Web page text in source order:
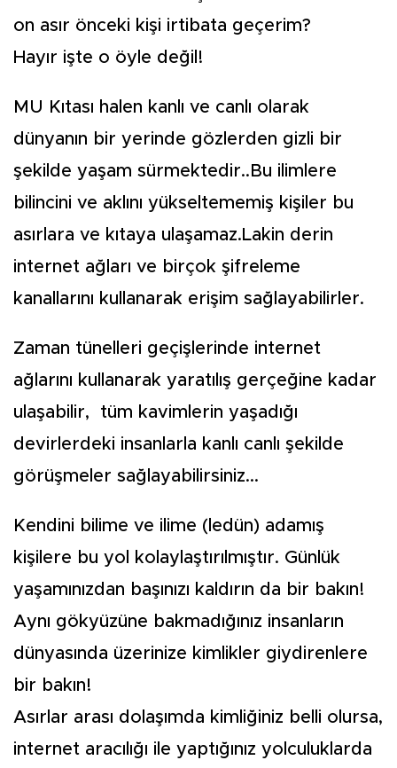
on asır önceki kişi irtibata geçerim?
Hayır işte o öyle değil!
MU Kıtası halen kanlı ve canlı olarak
dünyanın bir yerinde gözlerden gizli bir
şekilde yaşam sürmektedir..Bu ilimlere
bilincini ve aklını yükseltememiş kişiler bu
asırlara ve kıtaya ulaşamaz.Lakin derin
internet ağları ve birçok şifreleme
kanallarını kullanarak erişim sağlayabilirler.
Zaman tünelleri geçişlerinde internet
ağlarını kullanarak yaratılış gerçeğine kadar
ulaşabilir, tüm kavimlerin yaşadığı
devirlerdeki insanlarla kanlı canlı şekilde
görüşmeler sağlayabilirsiniz...
Kendini bilime ve ilime (ledün) adamış
kişilere bu yol kolaylaştırılmıştır. Günlük
yaşamınızdan başınızı kaldırın da bir bakın!
Aynı gökyüzüne bakmadığınız insanların
dünyasında üzerinize kimlikler giydirenlere
bir bakın!
Asırlar arası dolaşımda kimliğiniz belli olursa,
internet aracılığı ile yaptığınız yolculuklarda